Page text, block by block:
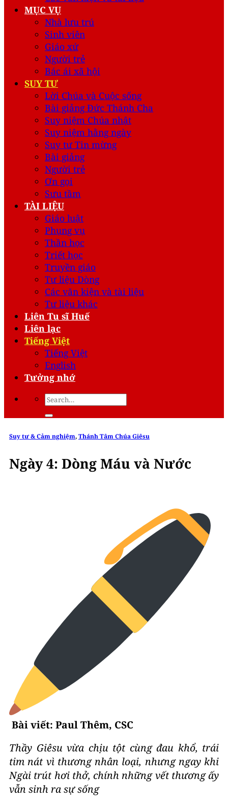
MỤC VỤ
Nhà lưu trú
Sinh viên
Giáo xứ
Người trẻ
Bác ái xã hội
SUY TƯ
Lời Chúa và Cuộc sống
Bài giảng Đức Thánh Cha
Suy niệm Chúa nhật
Suy niệm hằng ngày
Suy tư Tin mừng
Bài giảng
Người trẻ
Ơn gọi
Sưu tầm
TÀI LIỆU
Giáo luật
Phụng vụ
Thần học
Triết học
Truyền giáo
Tư liệu Dòng
Các văn kiện và tài liệu
Tư liệu khác
Liên Tu sĩ Huế
Liên lạc
Tiếng Việt
Tiếng Việt
English
Tưởng nhớ
Suy tư & Cảm nghiệm,Thánh Tâm Chúa Giêsu
Ngày 4: Dòng Máu và Nước
Bài viết: Paul Thêm, CSC
Thầy Giêsu vừa chịu tột cùng đau khổ, trái
tim nát vì thương nhân loại, nhưng ngay khi
Ngài trút hơi thở, chính những vết thương ấy
vẫn sinh ra sự sống